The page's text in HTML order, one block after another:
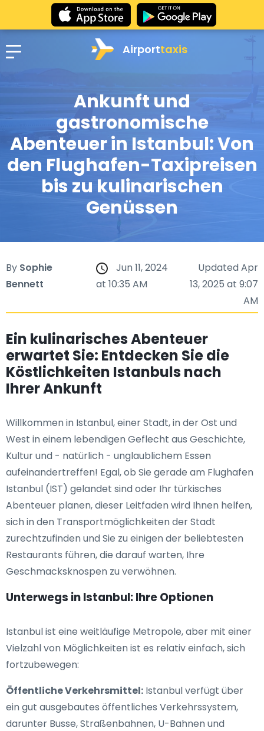
Airporttaxis
Ankunft und
gastronomische
Abenteuer in Istanbul: Von
den Flughafen-Taxipreisen
bis zu kulinarischen
Genüssen
By Sophie
Bennett
Jun 11, 2024
at 10:35 AM
Updated Apr
13, 2025 at 9:07
AM
Ein kulinarisches Abenteuer
erwartet Sie: Entdecken Sie die
Köstlichkeiten Istanbuls nach
Ihrer Ankunft
Willkommen in Istanbul, einer Stadt, in der Ost und
West in einem lebendigen Geflecht aus Geschichte,
Kultur und - natürlich - unglaublichem Essen
aufeinandertreffen! Egal, ob Sie gerade am Flughafen
Istanbul (IST) gelandet sind oder Ihr türkisches
Abenteuer planen, dieser Leitfaden wird Ihnen helfen,
sich in den Transportmöglichkeiten der Stadt
zurechtzufinden und Sie zu einigen der beliebtesten
Restaurants führen, die darauf warten, Ihre
Geschmacksknospen zu verwöhnen.
Unterwegs in Istanbul: Ihre Optionen
Istanbul ist eine weitläufige Metropole, aber mit einer
Vielzahl von Möglichkeiten ist es relativ einfach, sich
fortzubewegen:
Öffentliche Verkehrsmittel: Istanbul verfügt über
ein gut ausgebautes öffentliches Verkehrssystem,
darunter Busse, Straßenbahnen, U-Bahnen und